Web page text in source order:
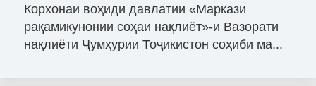
Корхонаи воҳиди давлатии «Маркази
рақамикунонии соҳаи нақлиёт»-и Вазорати
нақлиёти Ҷумҳурии Тоҷикистон соҳиби ма...